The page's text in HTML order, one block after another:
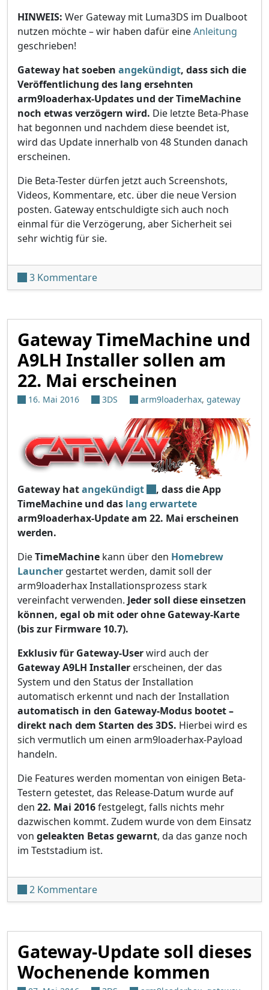
HINWEIS: Wer Gateway mit Luma3DS im Dualboot
nutzen möchte – wir haben dafür eineAnleitung
geschrieben!
Gateway hat soeben angekündigt, dass sich die
Veröffentlichung des lang ersehnten
arm9loaderhax-Updates und der TimeMachine
noch etwas verzögern wird. Die letzte Beta-Phase
hat begonnen und nachdem diese beendet ist,
wird das Update innerhalb von 48 Stunden danach
erscheinen.
Die Beta-Tester dürfen jetzt auch Screenshots,
Videos, Kommentare, etc. über die neue Version
posten. Gateway entschuldigte sich auch noch
einmal für die Verzögerung, aber Sicherheit sei
sehr wichtig für sie.
3 Kommentarezu Gateway-Update verzögert sich
Gateway TimeMachine und
A9LH Installer sollen am
22. Mai erscheinen
16. Mai 2016 3DS arm9loaderhax, gateway
Gateway hatangekündigt
, dass die App
TimeMachine und das lang erwartete
arm9loaderhax-Update am 22. Mai erscheinen
werden.
DieTimeMachine kann über den Homebrew
Launcher gestartet werden, damit soll der
arm9loaderhax Installationsprozess stark
vereinfacht verwenden. Jeder soll diese einsetzen
können, egal ob mit oder ohne Gateway-Karte
(bis zur Firmware 10.7).
Exklusiv für Gateway-Userwird auch der
Gateway A9LH Installer erscheinen, der das
System und den Status der Installation
automatisch erkennt und nach der Installation
automatisch in den Gateway-Modus bootet –
direkt nach dem Starten des 3DS. Hierbei wird es
sich vermutlich um einen arm9loaderhax-Payload
handeln.
Die Features werden momentan von einigen Beta-
Testern getestet, das Release-Datum wurde auf
den 22. Mai 2016festgelegt, falls nichts mehr
dazwischen kommt. Zudem wurde von dem Einsatz
von geleakten Betas gewarnt, da das ganze noch
im Teststadium ist.
2 Kommentarezu Gateway TimeMachine und A9LH
Gateway-Update soll dieses
Wochenende kommen